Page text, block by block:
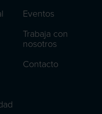
Eventos
Trabaja con
nosotros
Contacto